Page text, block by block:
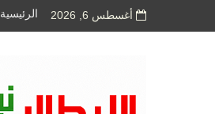
أغسطس 6, 2026 الرئيسية